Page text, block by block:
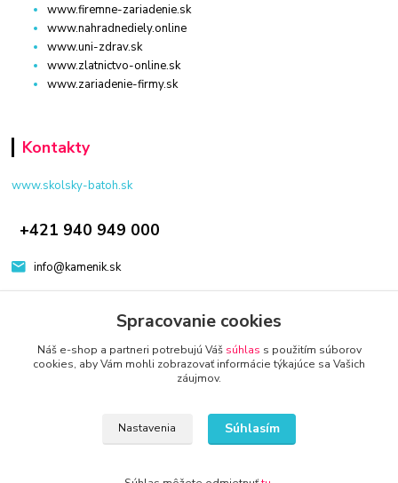
www.firemne-zariadenie.sk
www.nahradnediely.online
www.uni-zdrav.sk
www.zlatnictvo-online.sk
www.zariadenie-firmy.sk
Kontakty
www.skolsky-batoh.sk
+421 940 949 000
info@kamenik.sk
Eshop-rychlo.sk
Spracovanie cookies
Náš e-shop a partneri potrebujú Váš súhlas s použitím súborov
cookies, aby Vám mohli zobrazovať informácie týkajúce sa Vašich
záujmov.
Nastavenia Súhlasím